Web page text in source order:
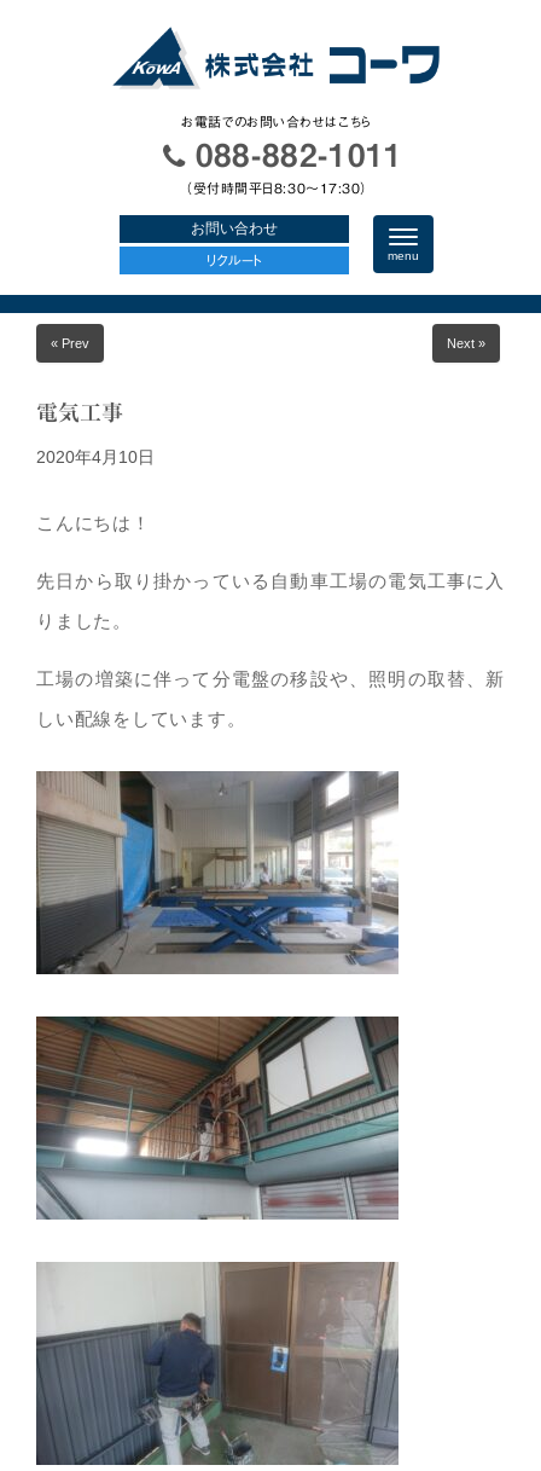
お電話でのお問い合わせはこちら
088-882-1011
（受付時間平日8:30〜17:30）
お問い合わせ
リクルート
N
a
v
i
g
menu
« Prev Next »
電気工事
2020年4月10日
こんにちは！
先日から取り掛かっている自動車工場の電気工事に入
りました。
工場の増築に伴って分電盤の移設や、照明の取替、新
しい配線をしています。